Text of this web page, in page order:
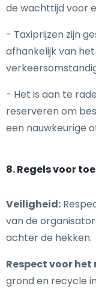
de wachttijd voor
- Taxiprijzen zijn
afhankelijk van
- Het is aan te
reserveren om
een nauwkeurige
8. Regels voor
Veiligheid:
van de
achter de hekken.
Respect voor het
grond en recycle